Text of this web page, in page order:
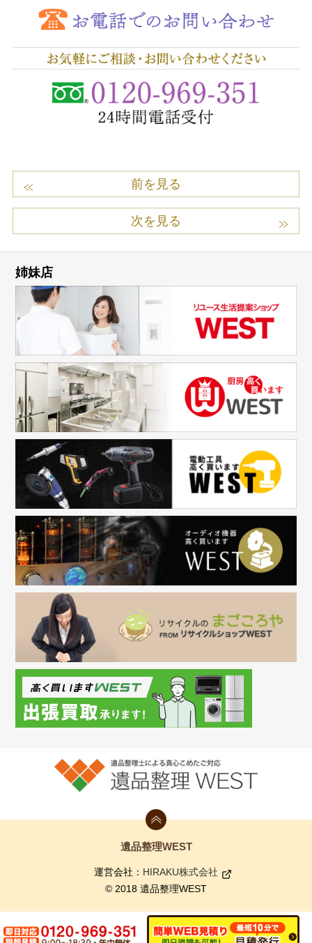
前を見る
次を見る
姉妹店
遺品整理WEST
運営会社： HIRAKU株式会社
© 2018 遺品整理WEST